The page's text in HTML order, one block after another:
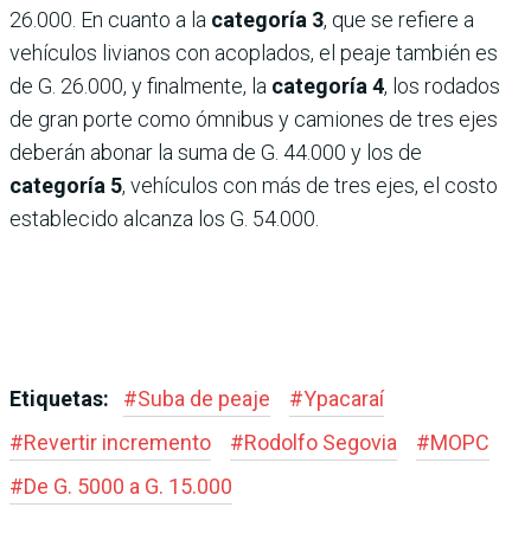
26.000. En cuanto a la categoría 3, que se refiere a
vehículos livianos con acoplados, el peaje también es
de G. 26.000, y finalmente, la categoría 4, los rodados
de gran porte como ómnibus y camiones de tres ejes
deberán abonar la suma de G. 44.000 y los de
categoría 5, vehículos con más de tres ejes, el costo
establecido alcanza los G. 54.000.
Etiquetas: #Suba de peaje #Ypacaraí
#Revertir incremento #Rodolfo Segovia #MOPC
#De G. 5000 a G. 15.000